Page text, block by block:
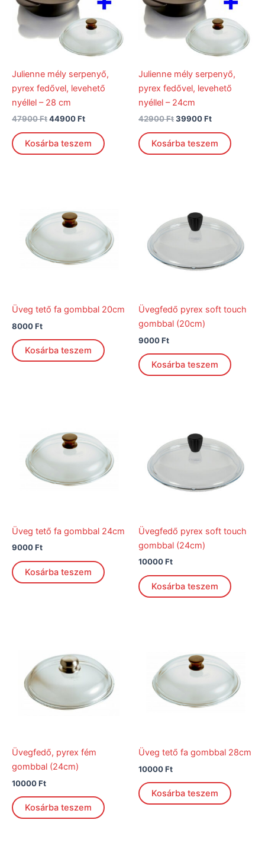
Julienne mély serpenyő,
pyrex fedővel, levehető
nyéllel – 28 cm
47900Ft44900Ft
Kosárba teszem
Julienne mély serpenyő,
pyrex fedővel, levehető
nyéllel – 24cm
42900Ft39900Ft
Kosárba teszem
Üveg tető fa gombbal 20cm
8000Ft
Kosárba teszem
Üvegfedő pyrex soft touch
gombbal (20cm)
9000Ft
Kosárba teszem
Üveg tető fa gombbal 24cm
9000Ft
Kosárba teszem
Üvegfedő pyrex soft touch
gombbal (24cm)
10000Ft
Kosárba teszem
Üvegfedő, pyrex fém
gombbal (24cm)
10000Ft
Kosárba teszem
Üveg tető fa gombbal 28cm
10000Ft
Kosárba teszem